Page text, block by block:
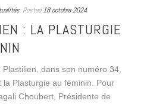
Posted 18 octobre 2024
: LA PLASTURGIE
dans son numéro 34,
la Plasturgie au féminin. Pour
Choubert, Présidente de